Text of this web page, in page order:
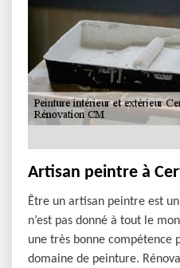
Artisan peintre à
Être un artisan peintre est
n’est pas donné à tout le
une très bonne compétence
domaine de peinture.